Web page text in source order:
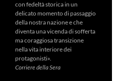
con fedeltà storica in un
delicato momento di passaggio
della nostra nazione e che
diventa una vicenda di sofferta
ma coraggiosa transizione
nella vita interiore dei
protagonisti».
Corriere della Sera